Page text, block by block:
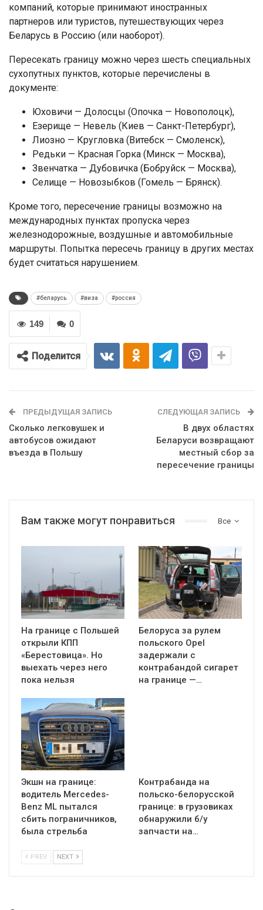
компаний, которые принимают иностранных
партнеров или туристов, путешествующих через
Беларусь в Россию (или наоборот).
Пересекать границу можно через шесть специальных
сухопутных пунктов, которые перечислены в
документе:
Юховичи — Долосцы (Опочка — Новополоцк),
Езерище — Невель (Киев — Санкт-Петербург),
Лиозно — Кругловка (Витебск — Смоленск),
Редьки — Красная Горка (Минск — Москва),
Звенчатка — Дубовичка (Бобруйск — Москва),
Селище — Новозыбков (Гомель — Брянск).
Кроме того, пересечение границы возможно на
международных пунктах пропуска через
железнодорожные, воздушные и автомобильные
маршруты. Попытка пересечь границу в других местах
будет считаться нарушением.
#беларусь #виза #россия
0
149
Поделится
ПРЕДЫДУЩАЯ ЗАПИСЬ
Сколько легковушек и
автобусов ожидают
въезда в Польшу
СЛЕДУЮЩАЯ ЗАПИСЬ
В двух областях
Беларуси возвращают
местный сбор за
пересечение границы
Все
Вам также могут понравиться
На границе с Польшей
открыли КПП
«Берестовица». Но
выехать через него
пока нельзя
Белоруса за рулем
польского Opel
задержали с
контрабандой сигарет
на границе —…
Экшн на границе:
водитель Mercedes-
Benz ML пытался
сбить пограничников,
была стрельба
Контрабанда на
польско-белорусской
границе: в грузовиках
обнаружили б/у
запчасти на…
PREV NEXT